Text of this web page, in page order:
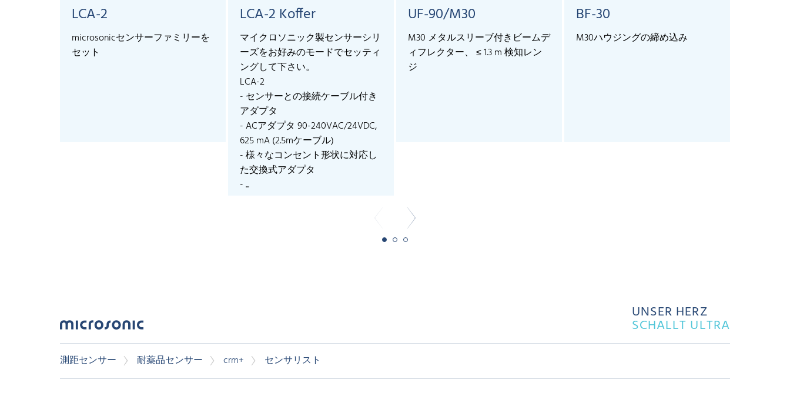
LCA-2
microsonicセンサーファミリーを
セット
LCA-2 Koffer
マイクロソニック製センサーシリ
ーズをお好みのモードでセッティ
ングして下さい。
LCA-2
- センサーとの接続ケーブル付き
アダプタ
- ACアダプタ 90-240VAC/24VDC,
625 mA (2.5mケーブル)
- 様々なコンセント形状に対応し
た交換式アダプタ
- ...
UF-90/M30
M30 メタルスリーブ付きビームデ
ィフレクター、 ≤ 1.3 m 検知レン
ジ
BF-30
M30ハウジングの締め込み
UNSER HERZ
SCHALLT ULTRA
測距センサー 耐薬品センサー crm+ センサリスト